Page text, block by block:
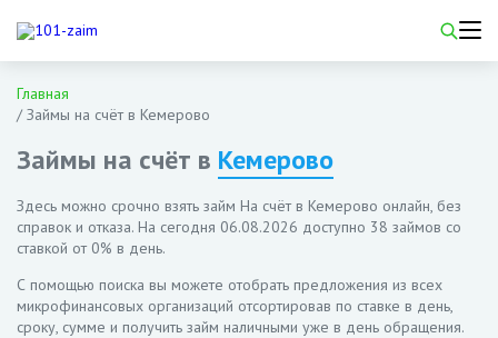
Главная
/Займы на счёт в Кемерово
Займы на счёт в Кемерово
Здесь можно срочно взять займ На счёт в Кемерово онлайн, без
справок и отказа. На сегодня 06.08.2026 доступно 38 займов со
ставкой от 0% в день.
С помощью поиска вы можете отобрать предложения из всех
микрофинансовых организаций отсортировав по ставке в день,
сроку, сумме и получить займ наличными уже в день обращения.